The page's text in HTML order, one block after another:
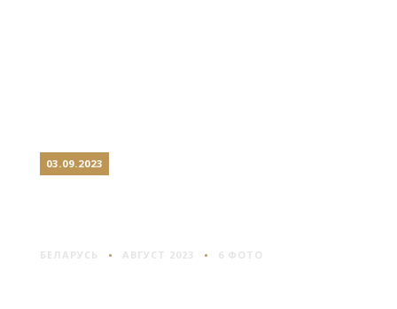
03.09.2023
БЕЛАРУСЬ АВГУСТ 2023 6 ФОТО